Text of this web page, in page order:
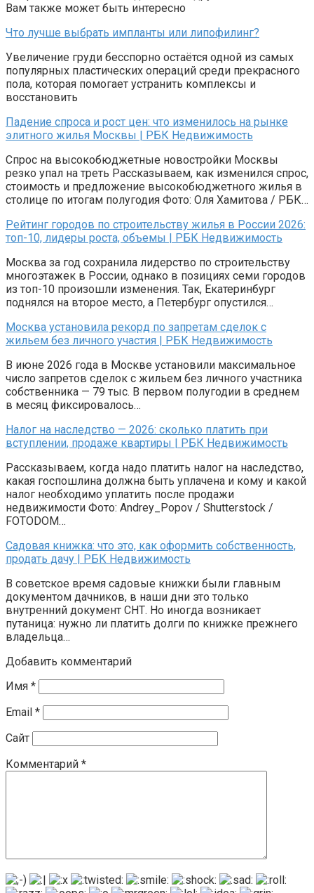
Вам также может быть интересно
Что лучше выбрать импланты или липофилинг?
Увеличение груди бесспорно остаётся одной из самых
популярных пластических операций среди прекрасного
пола, которая помогает устранить комплексы и
восстановить
Падение спроса и рост цен: что изменилось на рынке
элитного жилья Москвы | РБК Недвижимость
Спрос на высокобюджетные новостройки Москвы
резко упал на треть Рассказываем, как изменился спрос,
стоимость и предложение высокобюджетного жилья в
столице по итогам полугодия Фото: Оля Хамитова / РБК…
Рейтинг городов по строительству жилья в России 2026:
топ-10, лидеры роста, объемы | РБК Недвижимость
Москва за год сохранила лидерство по строительству
многоэтажек в России, однако в позициях семи городов
из топ-10 произошли изменения. Так, Екатеринбург
поднялся на второе место, а Петербург опустился…
Москва установила рекорд по запретам сделок с
жильем без личного участия | РБК Недвижимость
В июне 2026 года в Москве установили максимальное
число запретов сделок с жильем без личного участника
собственника — 79 тыс. В первом полугодии в среднем
в месяц фиксировалось…
Налог на наследство — 2026: сколько платить при
вступлении, продаже квартиры | РБК Недвижимость
Рассказываем, когда надо платить налог на наследство,
какая госпошлина должна быть уплачена и кому и какой
налог необходимо уплатить после продажи
недвижимости Фото: Andrey_Popov / Shutterstock /
FOTODOM…
Садовая книжка: что это, как оформить собственность,
продать дачу | РБК Недвижимость
В советское время садовые книжки были главным
документом дачников, в наши дни это только
внутренний документ СНТ. Но иногда возникает
путаница: нужно ли платить долги по книжке прежнего
владельца…
Добавить комментарий
Имя *
Email *
Сайт
Комментарий *